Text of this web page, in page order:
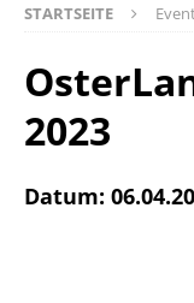
STARTSEITE
2023
Datum: